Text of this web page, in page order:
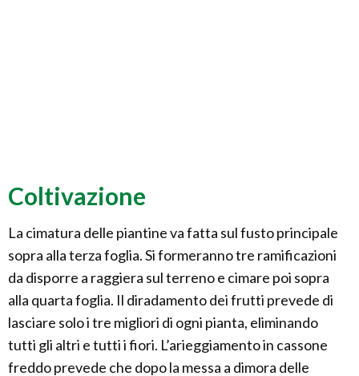
Coltivazione
La cimatura delle piantine va fatta sul fusto principale
sopra alla terza foglia. Si formeranno tre ramificazioni
da disporre a raggiera sul terreno e cimare poi sopra
alla quarta foglia. Il diradamento dei frutti prevede di
lasciare solo i tre migliori di ogni pianta, eliminando
tutti gli altri e tutti i fiori. L’arieggiamento in cassone
freddo prevede che dopo la messa a dimora delle